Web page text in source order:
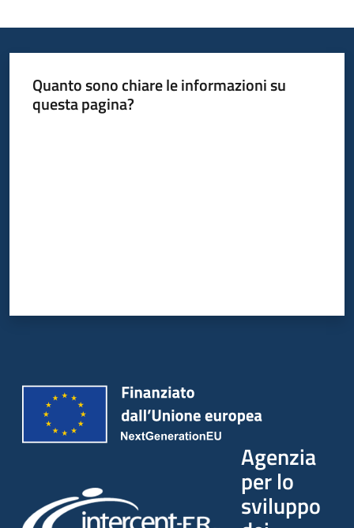
Quanto sono chiare le informazioni su
questa pagina?
Agenzia
per lo
sviluppo